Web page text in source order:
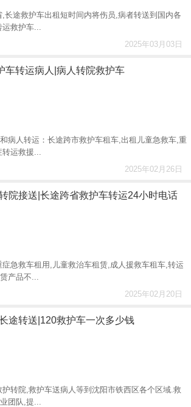
长途救护车出租短时间内将伤员,病者转送到国内各
运救护车...
2025年03月03日
车转运病人|病人转院救护车
病人转运：长途跨市救护车租车,出租儿童急救车,重
转运救援...
2025年02月26日
院接送|长途跨省救护车转运24小时电话
急救车租用,儿童救治车租赁,成人援救车租车,转运
产品不...
2025年02月20日
途转送|120救护车一次多少钱
转院,救护车送病人等到沈阳市铁西区各个区域.救
团队,提...